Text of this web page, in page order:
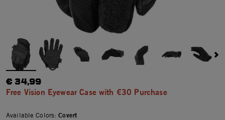
€ 34,99
Free Vision Eyewear Case with €30 Purchase
Available Colors:Covert